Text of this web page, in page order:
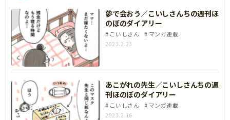
夢で会おう／こいしさんちの週刊ほ
のぼのダイアリー
こいしさん
マンガ連載
2023.2.23
あこがれの先生／こいしさんちの週
刊ほのぼのダイアリー
こいしさん
マンガ連載
2023.2.16